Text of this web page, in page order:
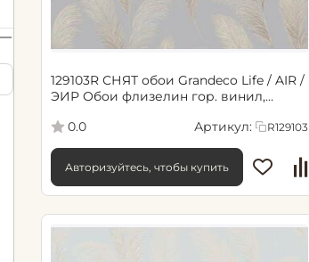
129103R СНЯТ обои Grandeco Life / AIR /
ЭИР Обои флизелин гор. винил,
0.0
Артикул: R129103
Авторизуйтесь, чтобы купить